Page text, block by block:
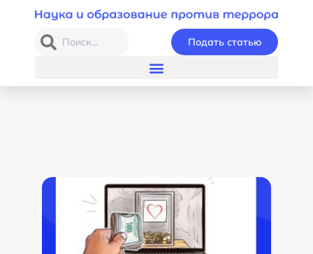
Подать статью